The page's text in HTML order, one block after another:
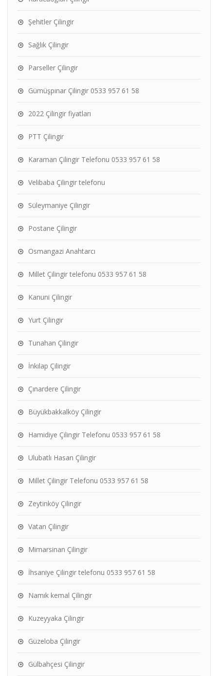
Şehitler Çilingir
Sağlık Çilingir
Parseller Çilingir
Gümüşpınar Çilingir 0533 957 61 58
2022 Çilingir fiyatları
PTT Çilingir
Karaman Çilingir Telefonu 0533 957 61 58
Velibaba Çilingir telefonu
Süleymaniye Çilingir
Postane Çilingir
Osmangazi Anahtarcı
Millet Çilingir telefonu 0533 957 61 58
Kanuni Çilingir
Yurt Çilingir
Tunahan Çilingir
İnkılap Çilingir
Çınardere Çilingir
Büyükbakkalköy Çilingir
Hamidiye Çilingir Telefonu 0533 957 61 58
Ulubatlı Hasan Çilingir
Millet Çilingir Telefonu 0533 957 61 58
Zeytinköy Çilingir
Vatan Çilingir
Mimarsinan Çilingir
İhsaniye Çilingir telefonu 0533 957 61 58
Namık kemal Çilingir
Kuzeyyaka Çilingir
Güzeloba Çilingir
Gülbahçesi Çilingir